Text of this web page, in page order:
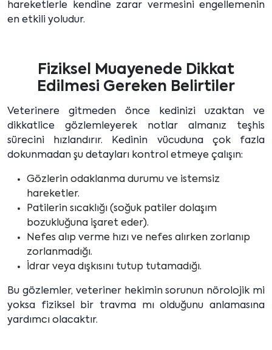
hareketlerle kendine zarar vermesini engellemenin
en etkili yoludur.
Fiziksel Muayenede Dikkat
Edilmesi Gereken Belirtiler
Veterinere gitmeden önce kedinizi uzaktan ve
dikkatlice gözlemleyerek notlar almanız teşhis
sürecini hızlandırır. Kedinin vücuduna çok fazla
dokunmadan şu detayları kontrol etmeye çalışın:
Gözlerin odaklanma durumu ve istemsiz
hareketler.
Patilerin sıcaklığı (soğuk patiler dolaşım
bozukluğuna işaret eder).
Nefes alıp verme hızı ve nefes alırken zorlanıp
zorlanmadığı.
İdrar veya dışkısını tutup tutamadığı.
Bu gözlemler, veteriner hekimin sorunun nörolojik mi
yoksa fiziksel bir travma mı olduğunu anlamasına
yardımcı olacaktır.